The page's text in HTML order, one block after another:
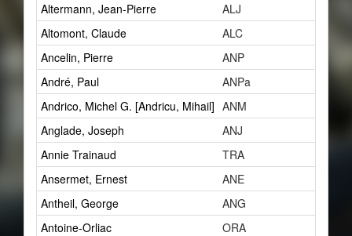
Altermann, Jean-Pierre
ALJ
Altomont, Claude
ALC
Ancelin, Pierre
ANP
André, Paul
ANPa
Andrico, Michel G. [Andricu, Mihail] ANM
Anglade, Joseph
ANJ
Annie Trainaud
TRA
Ansermet, Ernest
ANE
Antheil, George
ANG
Antoine-Orliac
ORA